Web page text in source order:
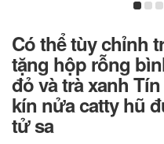
Có thể tùy chỉnh
tặng hộp rỗng
đỏ và trà xanh
kín nửa catty hũ
tử sa